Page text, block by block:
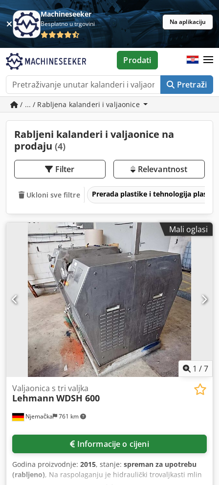
Machineseeker
Besplatno u trgovini Na aplikaciju
Pretraži
Prodati
/ ... / Rabljena kalanderi i valjaonice
Rabljeni kalanderi i valjaonice na
prodaju (4)
Filter Relevantnost
Ukloni sve filtre Prerada plastike i tehnologija
Mali oglasi
1 /7
Njemačka 761 km
Valjaonica s tri valjka
Lehmann WDSH 600
Informacije o cijeni
Godina proizvodnje: 2015, stanje: spreman za upotrebu
(rabljeno), Na raspolaganju je hidraulički trovaljkasti mlin